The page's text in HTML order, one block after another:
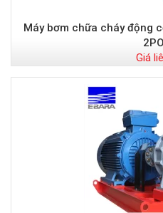
Máy bơm chữa cháy động
Giá